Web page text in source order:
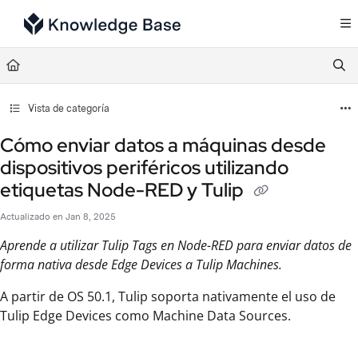
Documentation Index
Fetch the complete documentation index at:
Use this file to discover all available pages before exploring further.
Vista de categoría
Cómo enviar datos a máquinas desde
dispositivos periféricos utilizando
etiquetas Node-RED y Tulip
Actualizado en Jan 8, 2025
Aprende a utilizar Tulip Tags en Node-RED para enviar datos de
forma nativa desde Edge Devices a Tulip Machines.
A partir de OS 50.1, Tulip soporta nativamente el uso de
Tulip Edge Devices como Machine Data Sources.